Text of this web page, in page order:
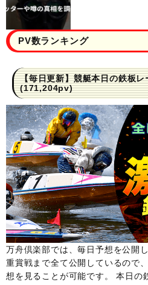
PV数ランキング
【毎日更新】競艇本日の鉄板
(171,204pv)
万舟倶楽部では、毎日予想を公開
重賞戦まで全て公開しているので
想を見ることが可能です。 本日の